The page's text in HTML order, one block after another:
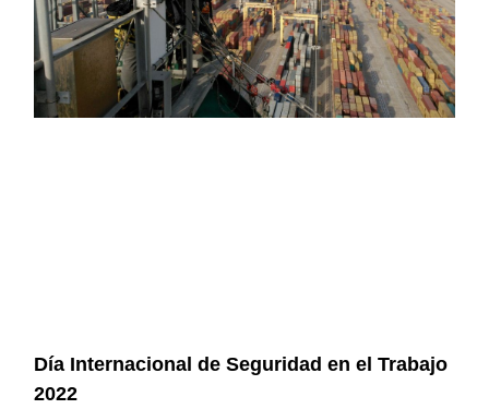
Día Internacional de Seguridad en el Trabajo
2022